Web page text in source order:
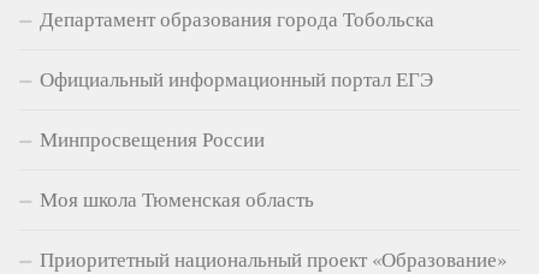
Департамент образования города Тобольска
Официальный информационный портал ЕГЭ
Минпросвещения России
Моя школа Тюменская область
Приоритетный национальный проект «Образование»